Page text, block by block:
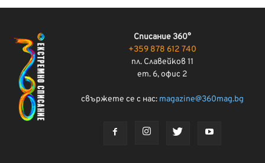
Списание 360°
+359 878 612 740
пл. Славейков 11
ет. 6, офис 2
свържете се с нас: magazine@360mag.bg